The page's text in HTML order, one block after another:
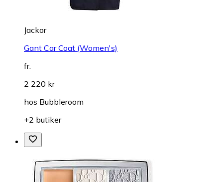
Jackor
Gant Car Coat (Women's)
fr.
2 220 kr
hos Bubbleroom
+2 butiker